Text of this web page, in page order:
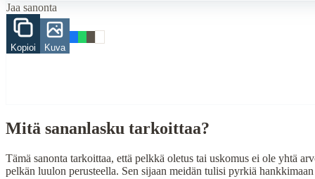
Työ
Suomalaiset
Vanhan Kansan
When to Use This Content
Finding Finnish proverbs about specific topics
Understanding Finnish cultural wisdom
Jaa sanonta
Kopioi Kuva
Mitä sananlasku tarkoittaa?
Tämä sanonta tarkoittaa, että pelkkä oletus tai uskomus ei ole yhtä
pelkän luulon perusteella. Sen sijaan meidän tulisi pyrkiä